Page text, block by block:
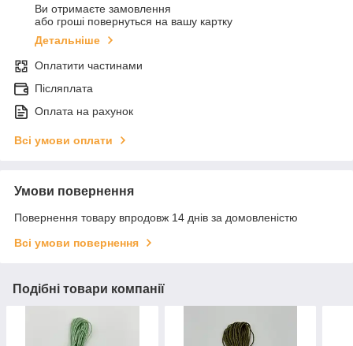
Ви отримаєте замовлення
або гроші повернуться на вашу картку
Детальніше
Оплатити частинами
Післяплата
Оплата на рахунок
Всі умови оплати
Умови повернення
Повернення товару впродовж 14 днів за домовленістю
Всі умови повернення
Подібні товари компанії